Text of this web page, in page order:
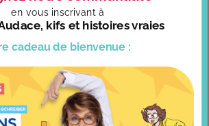
cadeaude bienvenue :
en vous inscrivant à
kifs et histoires vraies